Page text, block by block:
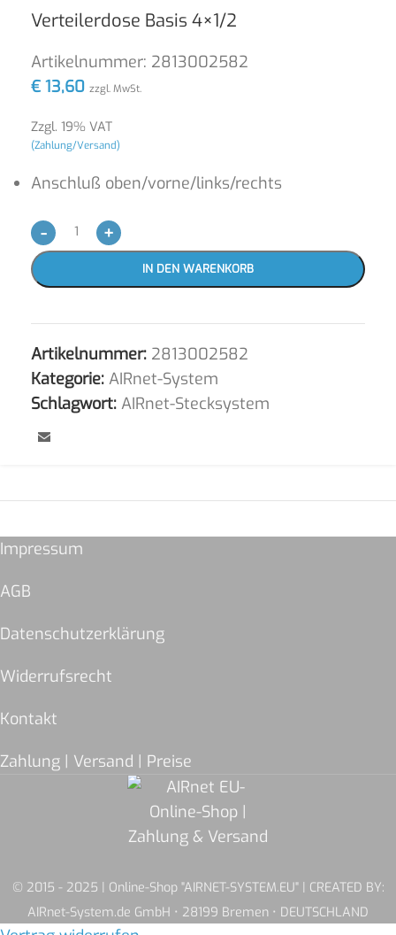
Verteilerdose Basis 4×1/2
Artikelnummer: 2813002582
€ 13,60 zzgl. MwSt.
Zzgl. 19% VAT
(Zahlung/Versand)
Anschluß oben/vorne/links/rechts
- +
IN DEN WARENKORB
Artikelnummer: 2813002582
Kategorie: AIRnet-System
Schlagwort: AIRnet-Stecksystem
Impressum
AGB
Datenschutzerklärung
Widerrufsrecht
Kontakt
Zahlung | Versand | Preise
© 2015 - 2025 | Online-Shop "AIRNET-SYSTEM.EU" | CREATED BY:
AIRnet-System.de GmbH • 28199 Bremen • DEUTSCHLAND